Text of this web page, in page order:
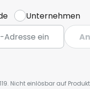
Unternehmen
Nicht einlösbar auf